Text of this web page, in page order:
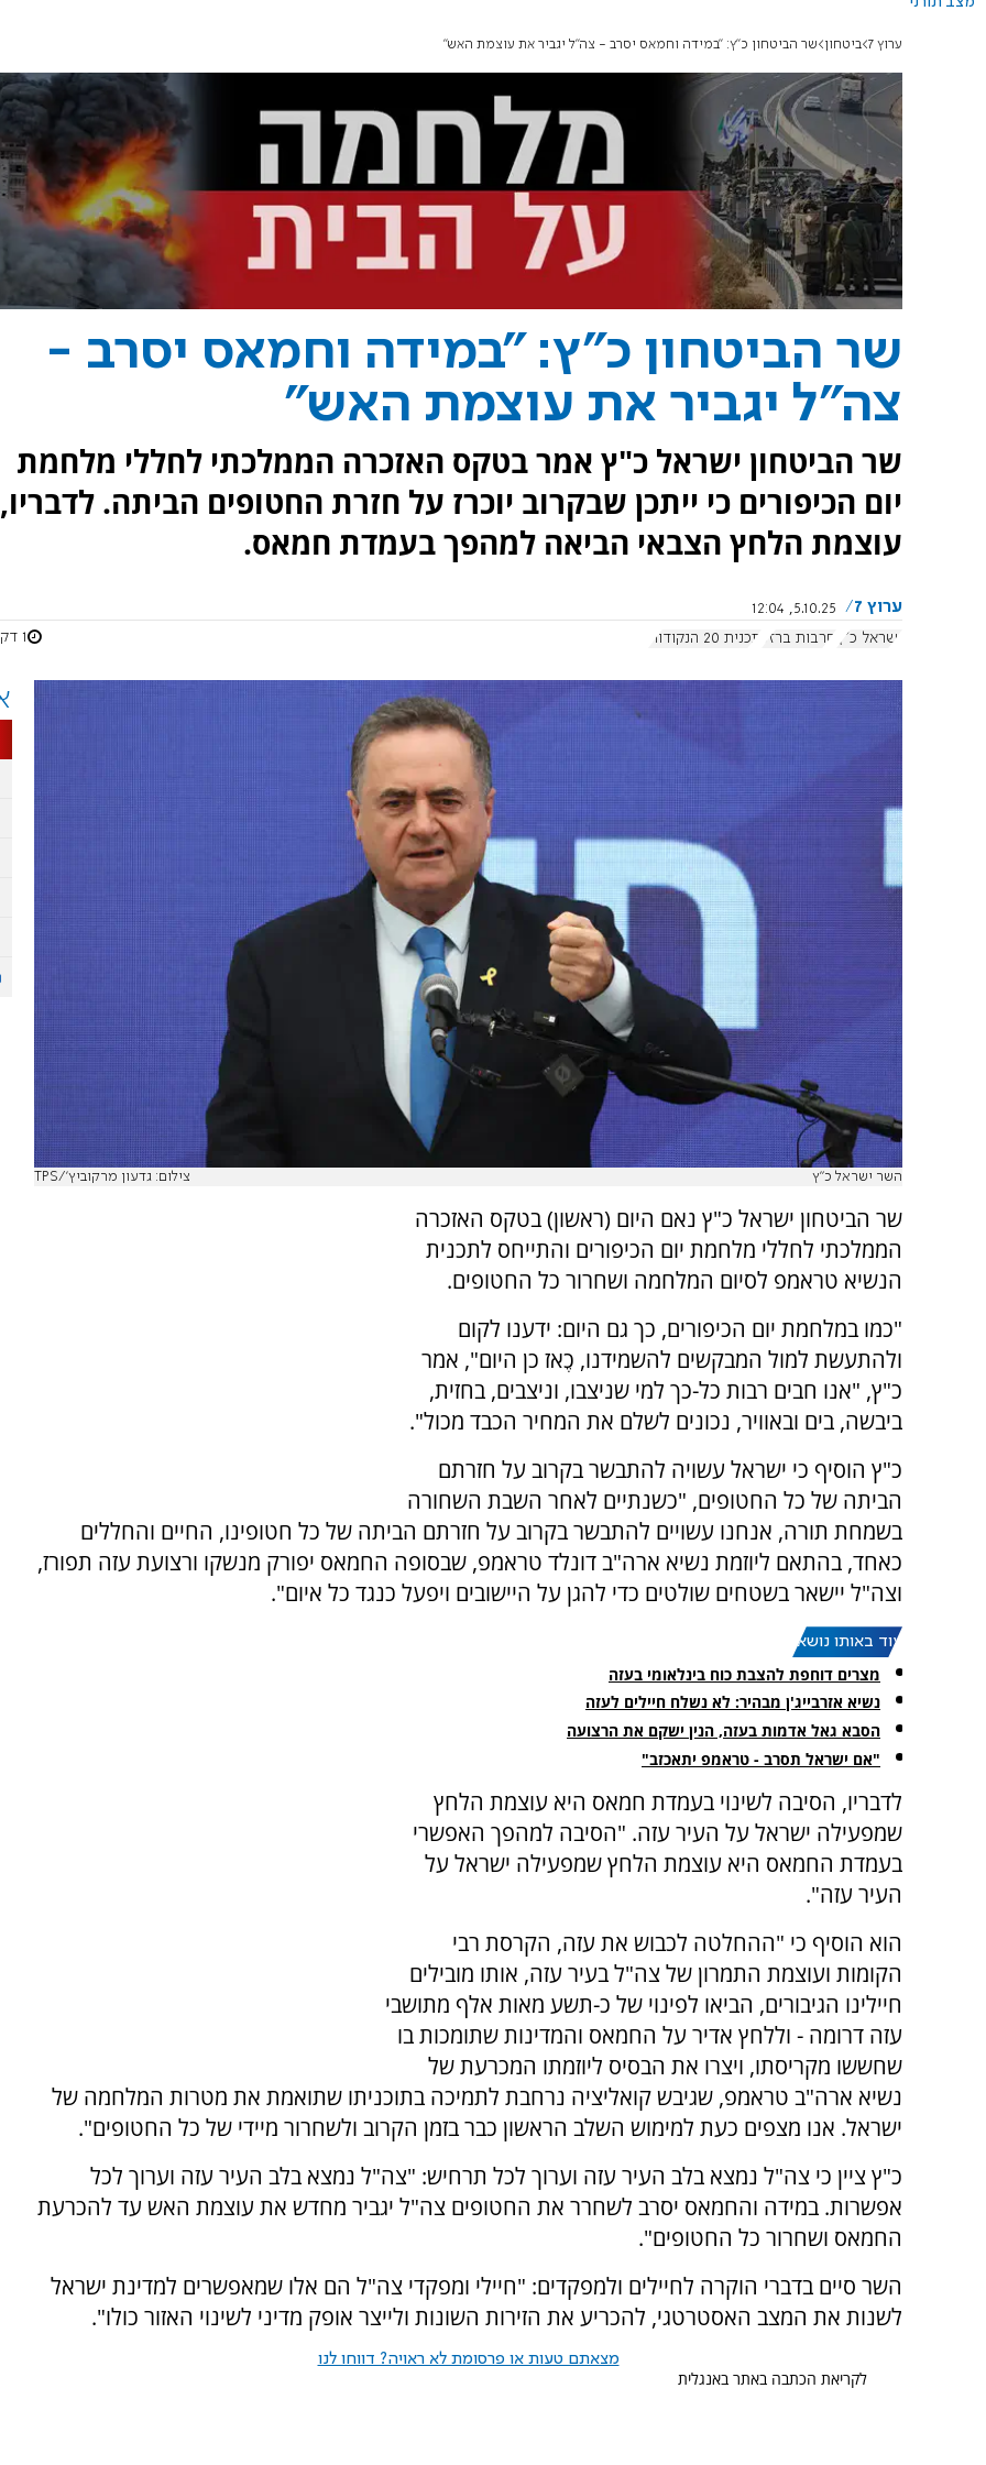
ערוץ 7 ביטחון שר הביטחון כ"ץ: "במידה וחמאס יסרב - צה"ל יגביר את עוצמת האש"
שר הביטחון כ"ץ: "במידה וחמאס יסרב -
צה"ל יגביר את עוצמת האש"
שר הביטחון ישראל כ"ץ אמר בטקס האזכרה הממלכתי לחללי מלחמת
יום הכיפורים כי ייתכן שבקרוב יוכרז על חזרת החטופים הביתה. לדבריו,
עוצמת הלחץ הצבאי הביאה למהפך בעמדת חמאס.
ערוץ 7
5.10.25, 12:04
ישראל כ"ץ חרבות ברזל תכנית 20 הנקודות 1 דקות
השר ישראל כ"ץ צילום: גדעון מרקוביץ'/TPS
שר הביטחון ישראל כ"ץ נאם היום (ראשון) בטקס האזכרה
הממלכתי לחללי מלחמת יום הכיפורים והתייחס לתכנית
הנשיא טראמפ לסיום המלחמה ושחרור כל החטופים.
"כמו במלחמת יום הכיפורים, כך גם היום: ידענו לקום
ולהתעשת למול המבקשים להשמידנו, כֶאז כן היום", אמר
כ"ץ, "אנו חבים רבות כל-כך למי שניצבו, וניצבים, בחזית,
ביבשה, בים ובאוויר, נכונים לשלם את המחיר הכבד מכול".
כ"ץ הוסיף כי ישראל עשויה להתבשר בקרוב על חזרתם
הביתה של כל החטופים, "כשנתיים לאחר השבת השחורה
בשמחת תורה, אנחנו עשויים להתבשר בקרוב על חזרתם הביתה של כל חטופינו, החיים והחללים
כאחד, בהתאם ליוזמת נשיא ארה"ב דונלד טראמפ, שבסופה החמאס יפורק מנשקו ורצועת עזה תפורז,
וצה"ל יישאר בשטחים שולטים כדי להגן על היישובים ויפעל כנגד כל איום".
עוד באותו נושא:
מצרים דוחפת להצבת כוח בינלאומי בעזה
נשיא אזרבייג'ן מבהיר: לא נשלח חיילים לעזה
הסבא גאל אדמות בעזה, הנין ישקם את הרצועה
"אם ישראל תסרב - טראמפ יתאכזב"
לדבריו, הסיבה לשינוי בעמדת חמאס היא עוצמת הלחץ
שמפעילה ישראל על העיר עזה. "הסיבה למהפך האפשרי
בעמדת החמאס היא עוצמת הלחץ שמפעילה ישראל על
העיר עזה".
הוא הוסיף כי "ההחלטה לכבוש את עזה, הקרסת רבי
הקומות ועוצמת התמרון של צה"ל בעיר עזה, אותו מובילים
חיילינו הגיבורים, הביאו לפינוי של כ-תשע מאות אלף מתושבי
עזה דרומה - וללחץ אדיר על החמאס והמדינות שתומכות בו
שחששו מקריסתו, ויצרו את הבסיס ליוזמתו המכרעת של
נשיא ארה"ב טראמפ, שגיבש קואליציה נרחבת לתמיכה בתוכניתו שתואמת את מטרות המלחמה של
ישראל. אנו מצפים כעת למימוש השלב הראשון כבר בזמן הקרוב ולשחרור מיידי של כל החטופים".
כ"ץ ציין כי צה"ל נמצא בלב העיר עזה וערוך לכל תרחיש: "צה"ל נמצא בלב העיר עזה וערוך לכל
אפשרות. במידה והחמאס יסרב לשחרר את החטופים צה"ל יגביר מחדש את עוצמת האש עד להכרעת
החמאס ושחרור כל החטופים".
השר סיים בדברי הוקרה לחיילים ולמפקדים: "חיילי ומפקדי צה"ל הם אלו שמאפשרים למדינת ישראל
לשנות את המצב האסטרטגי, להכריע את הזירות השונות ולייצר אופק מדיני לשינוי האזור כולו".
מצאתם טעות או פרסומת לא ראויה? דווחו לנו
לקריאת הכתבה באתר באנגלית